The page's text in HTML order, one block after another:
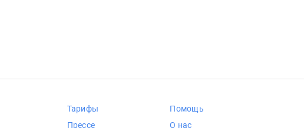
Тарифы
Прессе
Помощь
О нас